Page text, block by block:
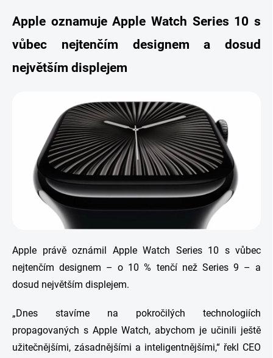
Apple oznamuje Apple Watch Series 10 s
vůbec nejtenčím designem a dosud
největším displejem
Apple právě oznámil Apple Watch Series 10 s vůbec
nejtenčím designem – o 10 % tenčí než Series 9 – a
dosud největším displejem.
„Dnes stavíme na pokročilých technologiích
propagovaných s Apple Watch, abychom je učinili ještě
užitečnějšími, zásadnějšími a inteligentnějšími,“ řekl CEO